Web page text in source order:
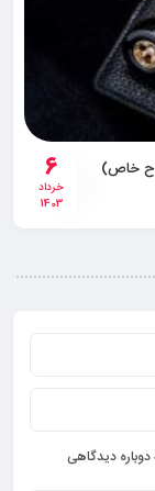
6
خرداد
1403
دوباره دیدگاهی